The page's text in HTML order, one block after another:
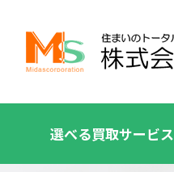
選べる買取サービス